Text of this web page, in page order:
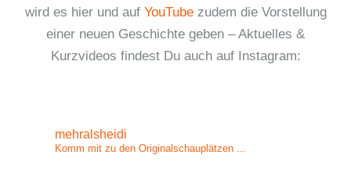
wird es hier und auf YouTubezudem die Vorstellung
einer neuen Geschichte geben – Aktuelles &
Kurzvideos findest Du auch auf Instagram:
mehralsheidi
Komm mit zu den Originalschauplätzen ...